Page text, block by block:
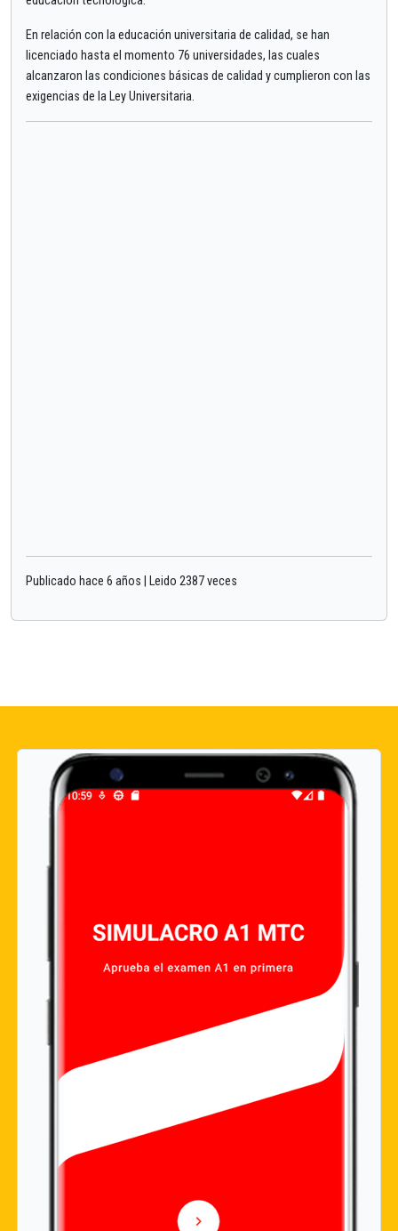
En relación con la educación universitaria de calidad, se han
licenciado hasta el momento 76 universidades, las cuales
alcanzaron las condiciones básicas de calidad y cumplieron con las
exigencias de la Ley Universitaria.
Publicado hace 6 años | Leido 2387 veces